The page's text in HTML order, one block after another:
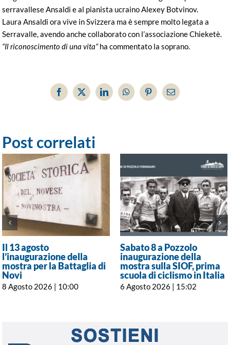
serravallese Ansaldi e al pianista ucraino Alexey Botvinov.
Laura Ansaldi ora vive in Svizzera ma è sempre molto legata a
Serravalle, avendo anche collaborato con l’associazione Chieketè.
“Il riconoscimento di una vita”ha commentato la soprano.
Facebook
X LinkedInWhatsAppPinterestEmail
Post correlati
Il 13 agosto
l’inaugurazione della
mostra per la Battaglia di
Novi
8 Agosto 2026 | 10:00
Sabato 8 a Pozzolo
inaugurazione della
mostra sulla SIOF, prima
scuola di ciclismo in Italia
6 Agosto 2026 | 15:02